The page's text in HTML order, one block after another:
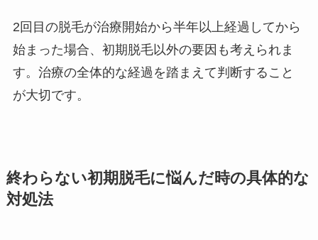
2回目の脱毛が治療開始から半年以上経過してから
始まった場合、初期脱毛以外の要因も考えられま
す。治療の全体的な経過を踏まえて判断すること
が大切です。
終わらない初期脱毛に悩んだ時の具体的な
対処法